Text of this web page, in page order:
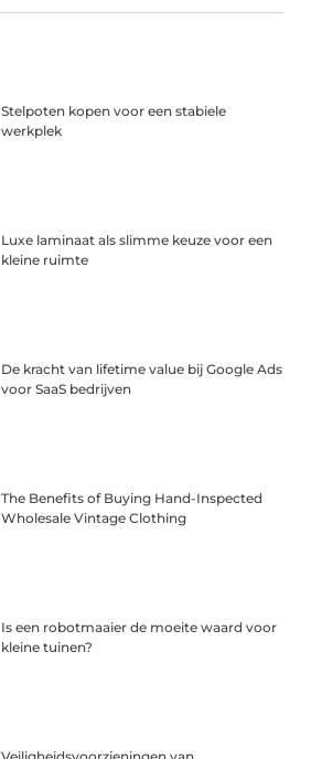
Stelpoten kopen voor een stabiele
werkplek
Luxe laminaat als slimme keuze voor een
kleine ruimte
De kracht van lifetime value bij Google Ads
voor SaaS bedrijven
The Benefits of Buying Hand-Inspected
Wholesale Vintage Clothing
Is een robotmaaier de moeite waard voor
kleine tuinen?